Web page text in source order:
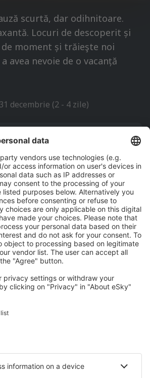
scurtă, dar odihnitoare.
Locuri de descoperit și
moment și trăieşte noi
avea nevoie de o vacanță
decembrie (2 - 4 zile)